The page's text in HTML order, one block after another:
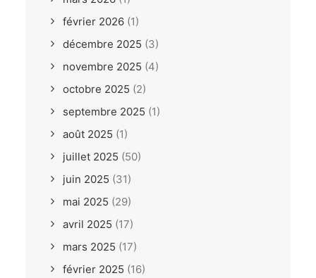
février 2026 (1)
décembre 2025 (3)
novembre 2025 (4)
octobre 2025 (2)
septembre 2025 (1)
août 2025 (1)
juillet 2025 (50)
juin 2025 (31)
mai 2025 (29)
avril 2025 (17)
mars 2025 (17)
février 2025 (16)